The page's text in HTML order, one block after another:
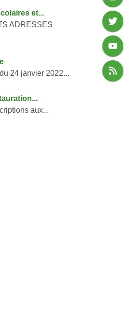
et...
ADRESSES
24 janvier 2022...
aux...